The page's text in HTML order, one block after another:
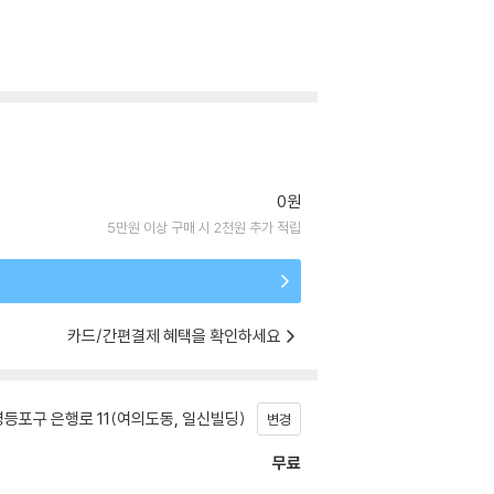
0원
5만원 이상 구매 시 2천원 추가 적립
카드/간편결제 혜택을 확인하세요
포구 은행로 11(여의도동, 일신빌딩) 변경
무료